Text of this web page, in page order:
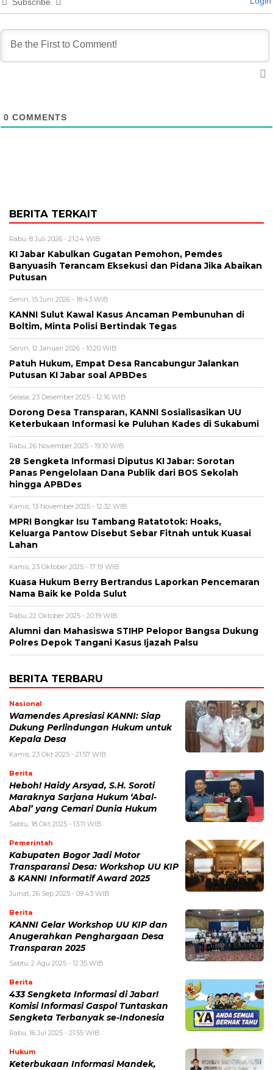
Subscribe
0 COMMENTS
BERITA TERKAIT
Rabu, 8 Juli 2026 - 21:24 WIB
KI Jabar Kabulkan Gugatan Pemohon, Pemdes
Banyuasih Terancam Eksekusi dan Pidana Jika Abaikan
Putusan
Senin, 15 Juni 2026 - 18:43 WIB
KANNI Sulut Kawal Kasus Ancaman Pembunuhan di
Boltim, Minta Polisi Bertindak Tegas
Senin, 12 Januari 2026 - 10:20 WIB
Patuh Hukum, Empat Desa Rancabungur Jalankan
Putusan KI Jabar soal APBDes
Selasa, 23 Desember 2025 - 12:16 WIB
Dorong Desa Transparan, KANNI Sosialisasikan UU
Keterbukaan Informasi ke Puluhan Kades di Sukabumi
Rabu, 26 November 2025 - 19:10 WIB
28 Sengketa Informasi Diputus KI Jabar: Sorotan
Panas Pengelolaan Dana Publik dari BOS Sekolah
hingga APBDes
Kamis, 13 November 2025 - 12:32 WIB
MPRI Bongkar Isu Tambang Ratatotok: Hoaks,
Keluarga Pantow Disebut Sebar Fitnah untuk Kuasai
Lahan
Kamis, 23 Oktober 2025 - 17:19 WIB
Kuasa Hukum Berry Bertrandus Laporkan Pencemaran
Nama Baik ke Polda Sulut
Rabu, 22 Oktober 2025 - 20:19 WIB
Alumni dan Mahasiswa STIHP Pelopor Bangsa Dukung
Polres Depok Tangani Kasus Ijazah Palsu
BERITA TERBARU
Nasional
Wamendes Apresiasi KANNI: Siap
Dukung Perlindungan Hukum untuk
Kepala Desa
Kamis, 23 Okt 2025 - 21:57 WIB
Berita
Heboh! Haidy Arsyad, S.H. Soroti
Maraknya Sarjana Hukum ‘Abal-
Abal’ yang Cemari Dunia Hukum
Sabtu, 18 Okt 2025 - 13:11 WIB
Pemerintah
Kabupaten Bogor Jadi Motor
Transparansi Desa: Workshop UU KIP
& KANNI Informatif Award 2025
Jumat, 26 Sep 2025 - 09:43 WIB
Berita
KANNI Gelar Workshop UU KIP dan
Anugerahkan Penghargaan Desa
Transparan 2025
Sabtu, 2 Agu 2025 - 12:35 WIB
Berita
433 Sengketa Informasi di Jabar!
Komisi Informasi Gaspol Tuntaskan
Sengketa Terbanyak se-Indonesia
Rabu, 16 Jul 2025 - 21:55 WIB
Hukum
Keterbukaan Informasi Mandek,